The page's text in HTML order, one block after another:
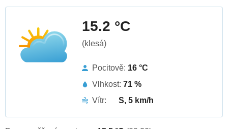
15.2 °C
(klesá)
Pocitově: 16 °C
Vlhkost: 71 %
Vítr:
S, 5 km/h